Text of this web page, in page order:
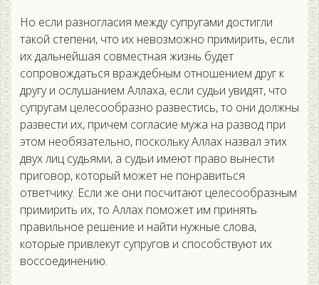
Но если разногласия между супругами достигли
такой степени, что их невозможно примирить, если
их дальнейшая совместная жизнь будет
сопровождаться враждебным отношением друг к
другу и ослушанием Аллаха, если судьи увидят, что
супругам целесообразно развестись, то они должны
развести их, причем согласие мужа на развод при
этом необязательно, поскольку Аллах назвал этих
двух лиц судьями, а судьи имеют право вынести
приговор, который может не понравиться
ответчику. Если же они посчитают целесообразным
примирить их, то Аллах поможет им принять
правильное решение и найти нужные слова,
которые привлекут супругов и способствуют их
воссоединению.